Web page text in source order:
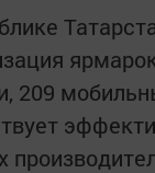
209